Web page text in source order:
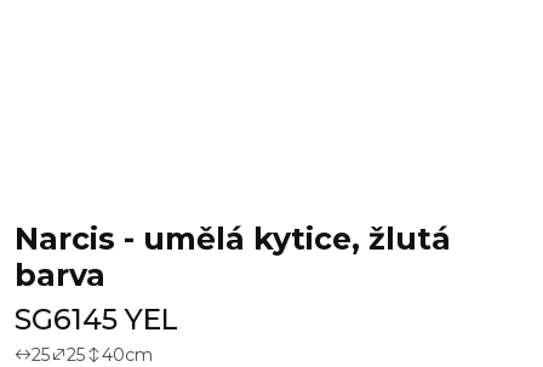
Narcis - umělá kytice, žlutá
barva
SG6145 YEL
25 25 40cm